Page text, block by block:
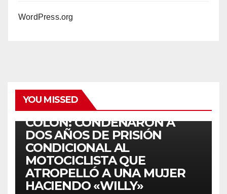
WordPress.org
YOU MISSED
COLÓN: CONDENARON A
DOS AÑOS DE PRISIÓN
CONDICIONAL AL
MOTOCICLISTA QUE
ATROPELLÓ A UNA MUJER
HACIENDO «WILLY»